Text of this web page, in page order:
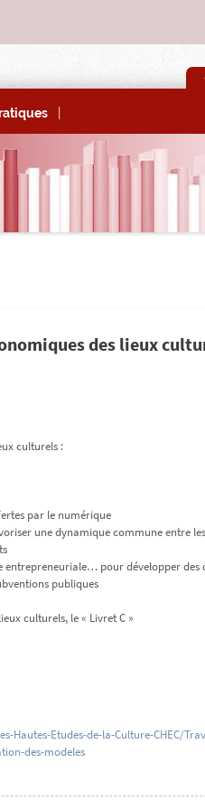
|
des lieux
culturels :
par le numérique
une dynamique commune entre
entrepreneuriale… pour développer
publiques
culturels, le « Livret C »
Etudes-de-la-Culture-CHEC/
des-modeles